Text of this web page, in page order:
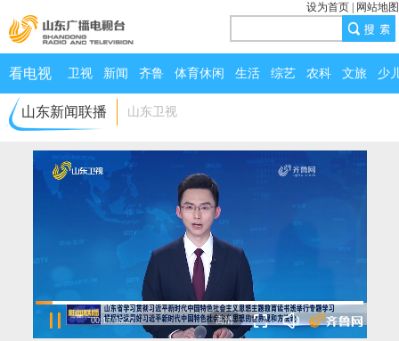
设为首页 网站地图
看电视 卫视 新闻 齐鲁 体育休闲 生活 综艺 农科 文旅 少
山东新闻联播 山东卫视
00:17/05:27